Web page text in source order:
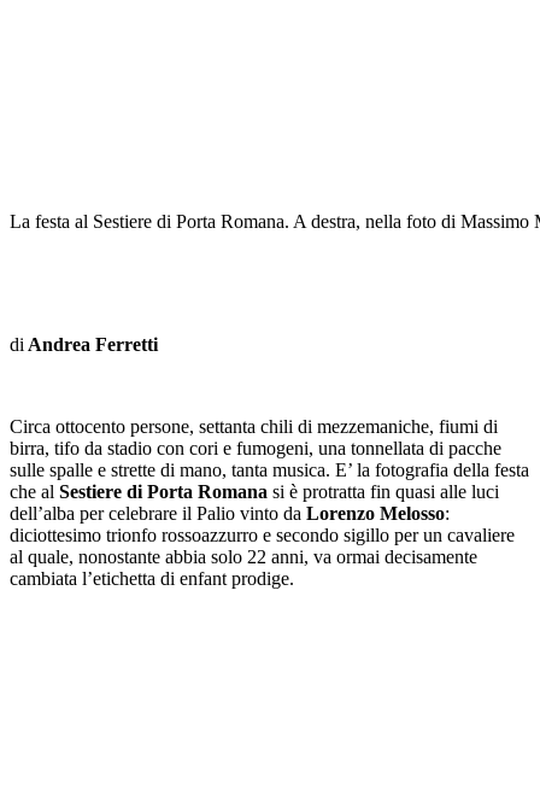
La festa al Sestiere di Porta Romana. A destra, nella foto di
di Andrea Ferretti
Circa ottocento persone, settanta chili di mezzemaniche, fiumi di
birra, tifo da stadio con cori e fumogeni, una tonnellata di pacche
sulle spalle e strette di mano, tanta musica. E’ la fotografia della festa
che al Sestiere di Porta Romana si è protratta fin quasi alle luci
dell’alba per celebrare il Palio vinto da Lorenzo Melosso:
diciottesimo trionfo rossoazzurro e secondo sigillo per un cavaliere
al quale, nonostante abbia solo 22 anni, va ormai decisamente
cambiata l’etichetta di enfant prodige.